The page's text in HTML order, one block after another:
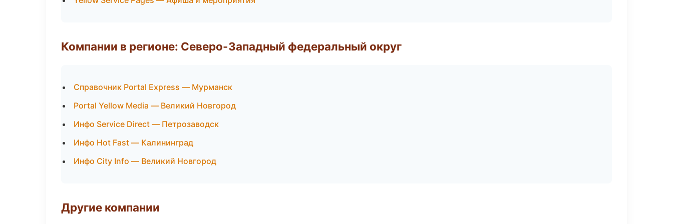
Компании в регионе: Северо-Западный федеральный округ
Справочник Portal Express — Мурманск
Portal Yellow Media — Великий Новгород
Инфо Service Direct — Петрозаводск
Инфо Hot Fast — Калининград
Инфо City Info — Великий Новгород
Другие компании